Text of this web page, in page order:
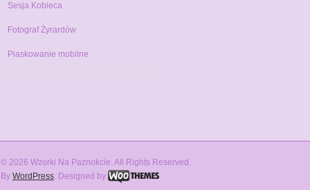
Sesja Kobieca
Fotograf Żyrardów
Piaskowanie mobilne
© 2026 Wzorki Na Paznokcie. All Rights Reserved.
By WordPress. Designed by